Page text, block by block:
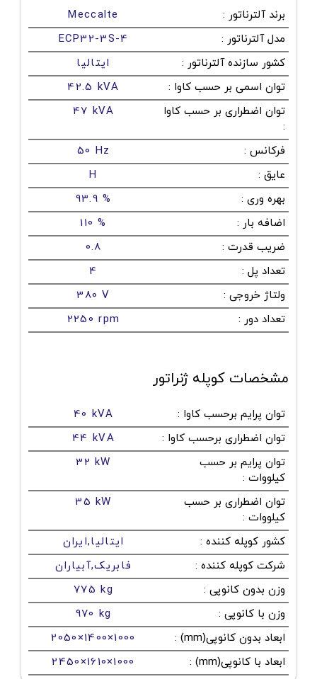
برند آلترناتور :
Meccalte
مدل آلترناتور :
ECP32-3S-4
کشور سازنده آلترناتور :
ایتالیا
توان اسمی بر حسب کاوا :
42.5 kVA
توان اضطراری بر حسب کاوا
:
47 kVA
فرکانس :
50 Hz
عایق :
H
بهره وری :
93.9 %
اضافه بار :
110 %
ضریب قدرت :
0.8
تعداد پل :
4
ولتاژ خروجی :
380 V
تعداد دور :
2250 rpm
مشخصات کوپله ژنراتور
توان پرایم برحسب کاوا :
40 kVA
توان اضطراری برحسب کاوا :
44 kVA
توان پرایم بر حسب
کیلووات :
32 kW
توان اضطراری بر حسب
کیلووات :
35 kW
کشور کوپله کننده :
ایتالیا,ایران
شرکت کوپله کننده :
فابریک,آبیاران
وزن بدون کانوپی :
775 kg
وزن با کانوپی :
970 kg
ابعاد بدون کانوپی(mm)
:
2050×1400×1000
ابعاد با کانوپی(mm)
:
2450×1610×1000